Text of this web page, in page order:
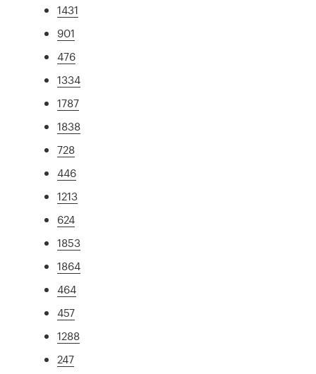
1431
901
476
1334
1787
1838
728
446
1213
624
1853
1864
464
457
1288
247